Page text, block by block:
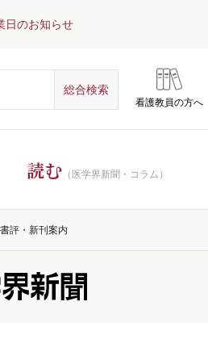
日のお知らせ
看護教員の方へ
読む （医学界新聞・コラム）
評・新刊案内